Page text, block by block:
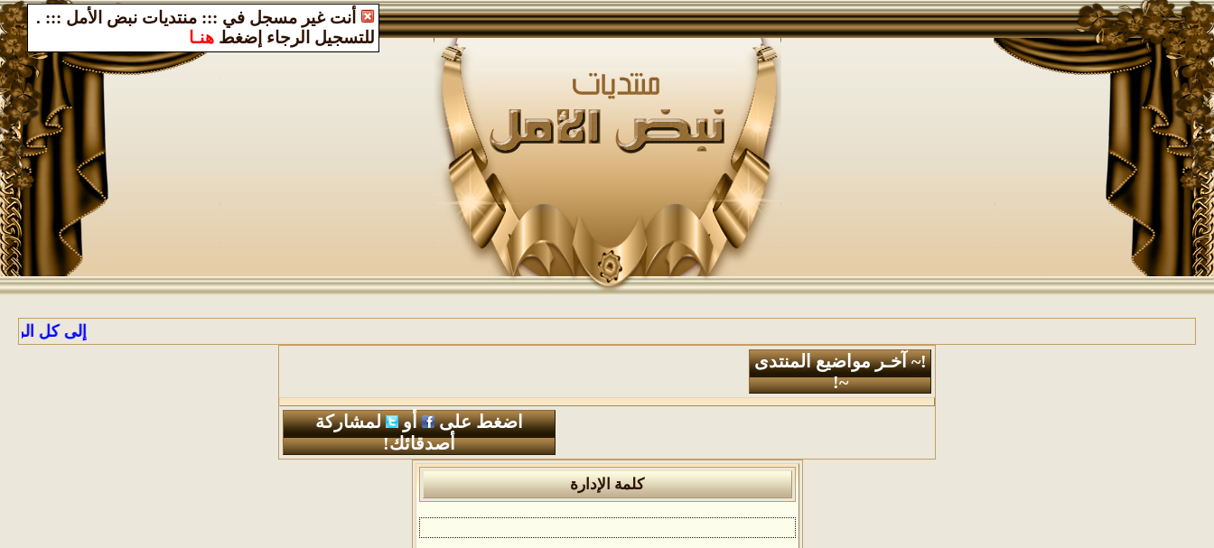
أنت غير مسجل في ::: منتديات نبض الأمل ::: .
للتسجيل الرجاء إضغط هنـا
إلى كل الراغبين
!~ آخـر مواضيع المنتدى
~!
اضغط على
أو
لمشاركة
أصدقائك!
كلمة الإدارة